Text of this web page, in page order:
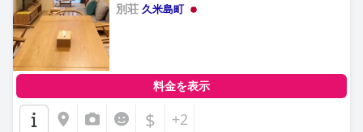
別荘 久米島町
料金を表示
$ +2